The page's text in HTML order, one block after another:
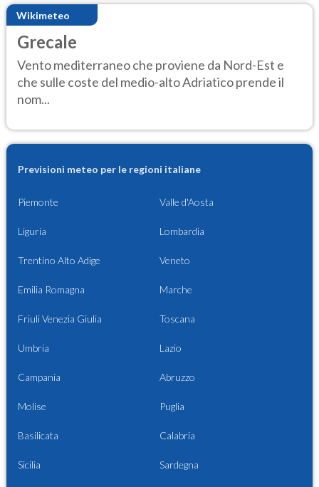
Wikimeteo
Grecale
Vento mediterraneo che proviene da Nord-Est e
che sulle coste del medio-alto Adriatico prende il
nom...
Previsioni meteo per le regioni italiane
Piemonte Valle d'Aosta
Liguria Lombardia
Trentino Alto Adige Veneto
Emilia Romagna Marche
Friuli Venezia Giulia Toscana
Umbria Lazio
Campania Abruzzo
Molise Puglia
Basilicata Calabria
Sicilia Sardegna